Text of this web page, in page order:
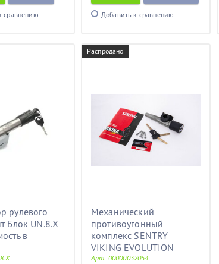
сравнению Добавить к сравнению
рулевого
Блок UN.8.X
в
Распродано
Механический
противоугонный
комплекс SENTRY
VIKING EVOLUTION
Арт. 00000032054